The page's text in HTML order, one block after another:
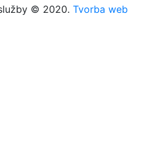
© 2020. Tvorba web